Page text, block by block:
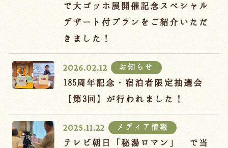
で大ゴッホ展開催記念スペシャル
デザート付プランをご紹介いただ
きました！
2026.02.12 お知らせ
185周年記念・宿泊者限定抽選会
【第3回】が行われました！
2025.11.22 メディア情報
テレビ朝日「秘湯ロマン」 で当
024-542-2226
Language